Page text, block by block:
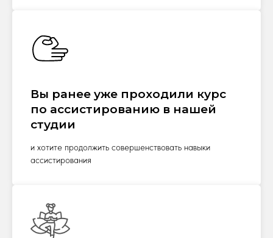
Вы ранее уже проходили курс
по ассистированию в нашей
студии
и хотите продолжить совершенствовать навыки
ассистирования